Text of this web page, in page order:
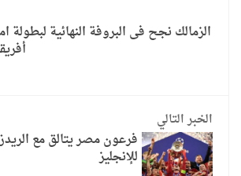
الزمالك نجح فى البروفة النهائية لبطولة
الخبر التالي
فرعون مصر يتالق مع
للإنجليز